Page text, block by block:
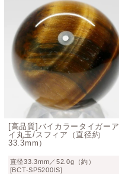
[高品質]バイカラータイガーア
イ丸玉/スフィア（直径約
33.3mm）
直径33.3mm／52.0g（約）
[BCT-SP5200IS]